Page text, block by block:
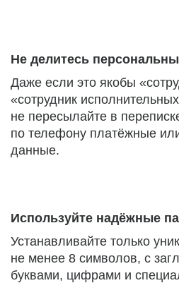
Не делитесь
Даже если это якобы
«сотрудник
не пересылайте в
по телефону платёжные
данные.
Используйте надёжные
Устанавливайте только
не менее 8 символов, с
буквами, цифрами и